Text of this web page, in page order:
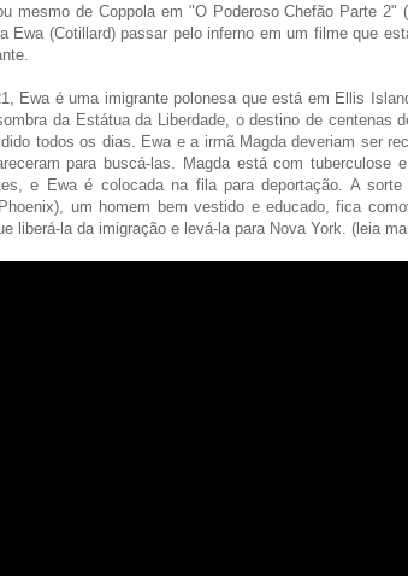
mesmo de Coppola em "O Poderoso Chefão Parte 2"
Ewa (Cotillard) passar pelo inferno em um filme que
Ewa é uma imigrante polonesa que está em Ellis
da Estátua da Liberdade, o destino de centenas
todos os dias. Ewa e a irmã Magda deveriam ser
para buscá-las. Magda está com tuberculose
e Ewa é colocada na fila para deportação. A sorte
um homem bem vestido e educado, fica
liberá-la da imigração e levá-la para Nova York. (leia